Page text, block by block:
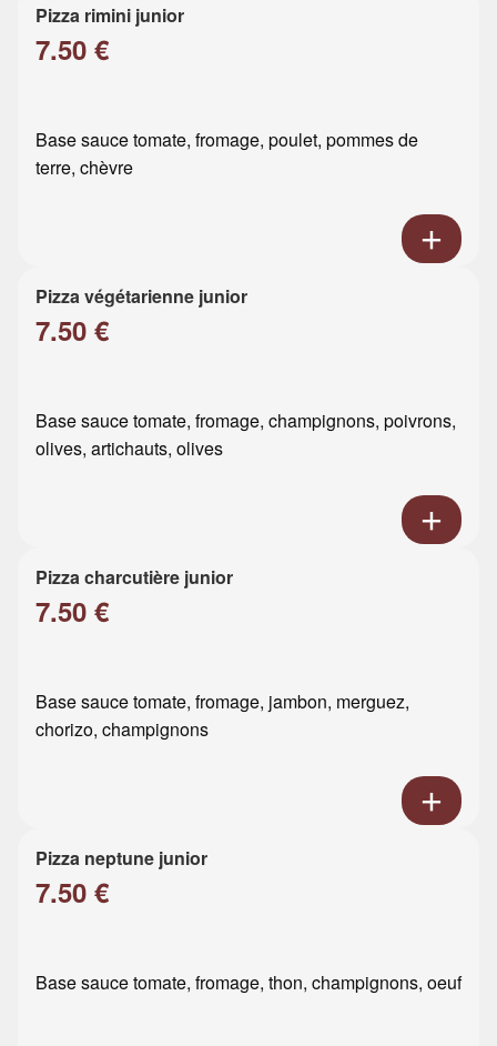
Pizza rimini junior
7.50 €
Base sauce tomate, fromage, poulet, pommes de
terre, chèvre
Pizza végétarienne junior
7.50 €
Base sauce tomate, fromage, champignons, poivrons,
olives, artichauts, olives
Pizza charcutière junior
7.50 €
Base sauce tomate, fromage, jambon, merguez,
chorizo, champignons
Pizza neptune junior
7.50 €
Base sauce tomate, fromage, thon, champignons, oeuf